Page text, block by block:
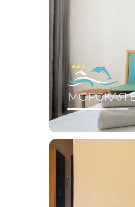
3х Местный
4х Местный
1-Но Местный
МОРСКАЯ